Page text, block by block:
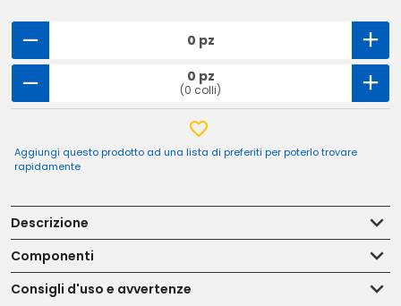
0 pz
0 pz
(0 colli)
Aggiungi questo prodotto ad una lista di preferiti per poterlo trovare
rapidamente
Descrizione
Componenti
Consigli d'uso e avvertenze